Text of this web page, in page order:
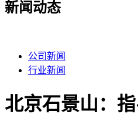
新闻动态
公司新闻
行业新闻
北京石景山：